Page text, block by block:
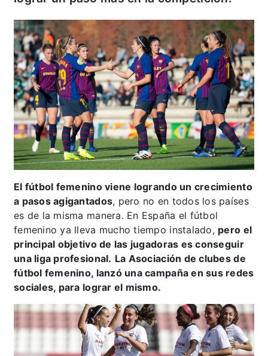
El fútbol femenino viene logrando un crecimiento
a pasos agigantados, pero no en todos los países
es de la misma manera. En España el fútbol
femenino ya lleva mucho tiempo instalado, pero el
principal objetivo de las jugadoras es conseguir
una liga profesional. La Asociación de clubes de
fútbol femenino, lanzó una campaña en sus redes
sociales, para lograr el mismo.